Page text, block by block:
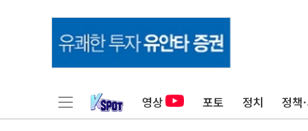
영상 포토 정치 정책